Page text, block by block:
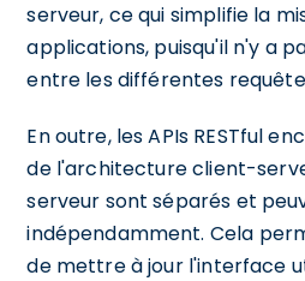
serveur, ce qui simplifie la
applications, puisqu'il n'y a
entre les différentes
En outre, les APIs RESTful
de l'architecture client-
serveur sont séparés et
indépendamment. Cela
de mettre à jour l'interface